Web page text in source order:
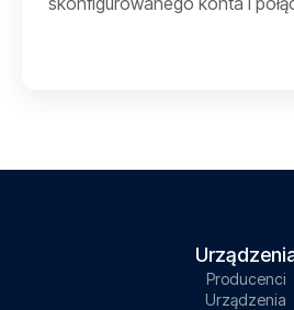
Producenci
Urządzenia